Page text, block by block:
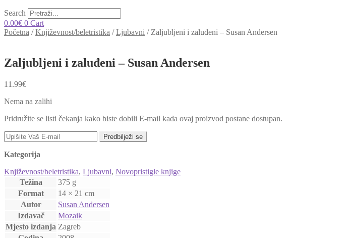
Search
0.00€ 0 Cart
Početna /Književnost/beletristika /Ljubavni / Zaljubljeni i zaluđeni – Susan Andersen
Zaljubljeni i zaluđeni – Susan Andersen
11.99€
Nema na zalihi
Pridružite se listi čekanja kako biste dobili E-mail kada ovaj proizvod postane dostupan.
Predbilježi se
Kategorija
Književnost/beletristika, Ljubavni, Novopristigle knjige
Težina
375 g
Format
14 × 21 cm
Autor
Susan Andersen
Izdavač
Mozaik
Mjesto izdanja Zagreb